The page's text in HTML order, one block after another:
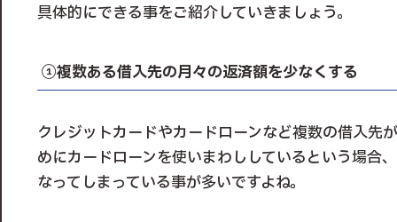
具体的にできる事をご紹介していきましょう。
①複数ある借入先の月々の返済額を少なくする
クレジットカードやカードローンなど複数の借入先
めにカードローンを使いまわししているという場合
なってしまっている事が多いですよね。